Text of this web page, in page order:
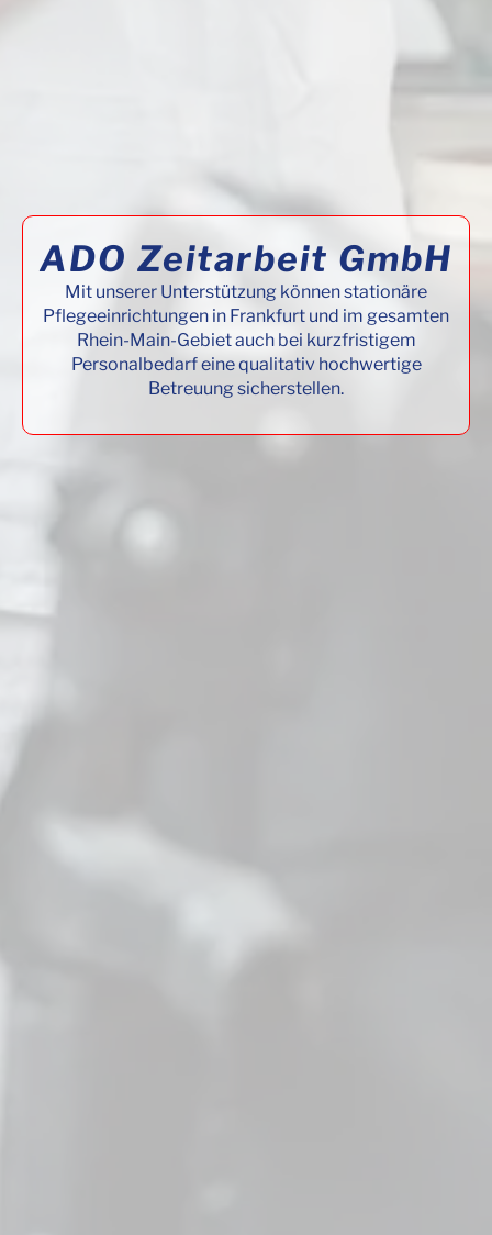
ADO Zeitarbeit GmbH
Mit unserer Unterstützung können stationäre
Pflegeeinrichtungen in Frankfurt und im gesamten
Rhein-Main-Gebiet auch bei kurzfristigem
Personalbedarf eine qualitativ hochwertige
Betreuung sicherstellen.